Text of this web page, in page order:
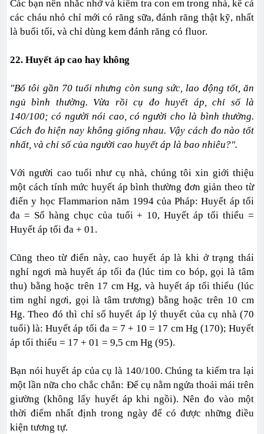
Các bạn nên nhắc nhở và kiểm tra con em trong nhà, kể cả
các cháu nhỏ chỉ mới có răng sữa, đánh răng thật kỹ, nhất
là buổi tối, và chỉ dùng kem đánh răng có fluor.
22. Huyết áp cao hay không
"Bố tôi gần 70 tuổi nhưng còn sung sức, lao động tốt, ăn
ngủ bình thường. Vừa rồi cụ đo huyết áp, chỉ số là
140/100; có người nói cao, có người cho là bình thường.
Cách đo hiện nay không giống nhau. Vậy cách đo nào tốt
nhất, và chỉ số của người cao huyết áp là bao nhiêu?".
Với người cao tuổi như cụ nhà, chúng tôi xin giới thiệu
một cách tính mức huyết áp bình thường đơn giản theo từ
điển y học Flammarion năm 1994 của Pháp: Huyết áp tối
đa = Số hàng chục của tuổi + 10, Huyết áp tối thiểu =
Huyết áp tối đa + 01.
Cũng theo từ điển này, cao huyết áp là khi ở trạng thái
nghỉ ngơi mà huyết áp tối đa (lúc tim co bóp, gọi là tâm
thu) bằng hoặc trên 17 cm Hg, và huyết áp tối thiểu (lúc
tim nghỉ ngơi, gọi là tâm trương) bằng hoặc trên 10 cm
Hg. Theo đó thì chỉ số huyết áp lý thuyết của cụ nhà (70
tuổi) là: Huyết áp tối đa = 7 + 10 = 17 cm Hg (170); Huyết
áp tối thiểu = 17 + 01 = 9,5 cm Hg (95).
Bạn nói huyết áp của cụ là 140/100. Chúng ta kiểm tra lại
một lần nữa cho chắc chắn: Để cụ nằm ngửa thoải mái trên
giường (không lấy huyết áp khi ngồi). Nên đo vào một
thời điểm nhất định trong ngày để có được những điều
kiện tương tự.